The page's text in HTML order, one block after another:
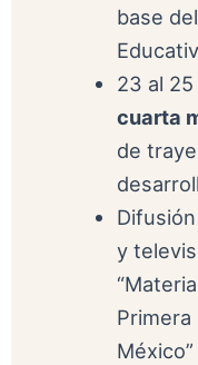
base
23 al
cuarta
de
y
Primera
México”